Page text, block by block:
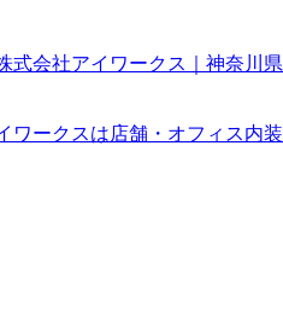
ワークスは店舗・オフィス内装